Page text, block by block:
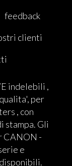
feedback
clienti
indelebili ,
per
, con
stampa. Gli
CANON -
e